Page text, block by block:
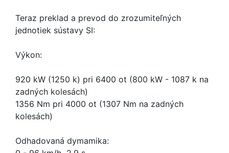
Teraz preklad a prevod do zrozumiteľných
jednotiek sústavy SI:
Výkon:
920 kW (1250 k) pri 6400 ot (800 kW - 1087 k na
zadných kolesách)
1356 Nm pri 4000 ot (1307 Nm na zadných
kolesách)
Odhadovaná dymamika: